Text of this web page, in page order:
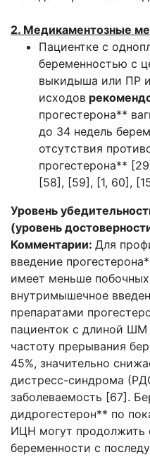
2. Медикаментозные
Пациентке с
беременностью с
выкидыша или ПР
исходов
прогестерона**
до 34 недель
отсутствия
прогестерона**
[58], [59], [1, 60],
Уровень
(уровень
Комментарии: Для
введение
имеет меньше
внутримышечное
препаратами
пациенток с длиной
частоту прерывания
45%, значительно
дистресс-синдрома
заболеваемость [67].
дидрогестерон** по
ИЦН могут продолжить
беременности с